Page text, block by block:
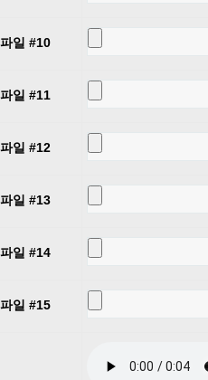
파일 #10
파일 #11
파일 #12
파일 #13
파일 #14
파일 #15